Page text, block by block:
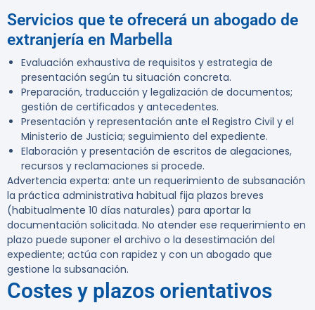
Servicios que te ofrecerá un abogado de
extranjería en Marbella
Evaluación exhaustiva de requisitos y estrategia de
presentación según tu situación concreta.
Preparación, traducción y legalización de documentos;
gestión de certificados y antecedentes.
Presentación y representación ante el Registro Civil y el
Ministerio de Justicia; seguimiento del expediente.
Elaboración y presentación de escritos de alegaciones,
recursos y reclamaciones si procede.
Advertencia experta: ante un requerimiento de subsanación
la práctica administrativa habitual fija plazos breves
(habitualmente 10 días naturales) para aportar la
documentación solicitada. No atender ese requerimiento en
plazo puede suponer el archivo o la desestimación del
expediente; actúa con rapidez y con un abogado que
gestione la subsanación.
Costes y plazos orientativos